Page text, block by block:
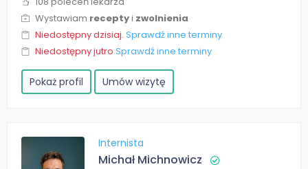
Wystawiam receptyi zwolnienia
Niedostępny dzisiaj. Sprawdź inne terminy
Niedostępny jutro Sprawdź inne terminy
Pokaż profil Umów wizytę
Internista
Michał Michnowicz